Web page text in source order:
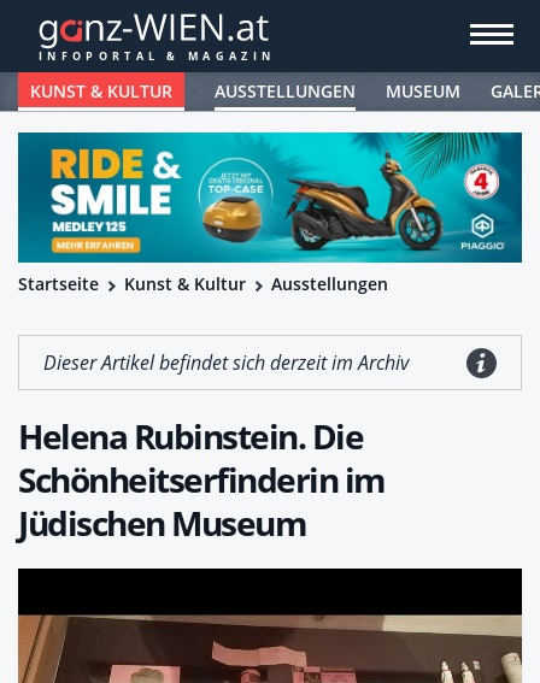
KUNST & KULTUR AUSSTELLUNGEN MUSEUM
Startseite Kunst & Kultur Ausstellungen
Dieser Artikel befindet sich derzeit im Archiv
Helena Rubinstein. Die
Schönheitserfinderin im
Jüdischen Museum